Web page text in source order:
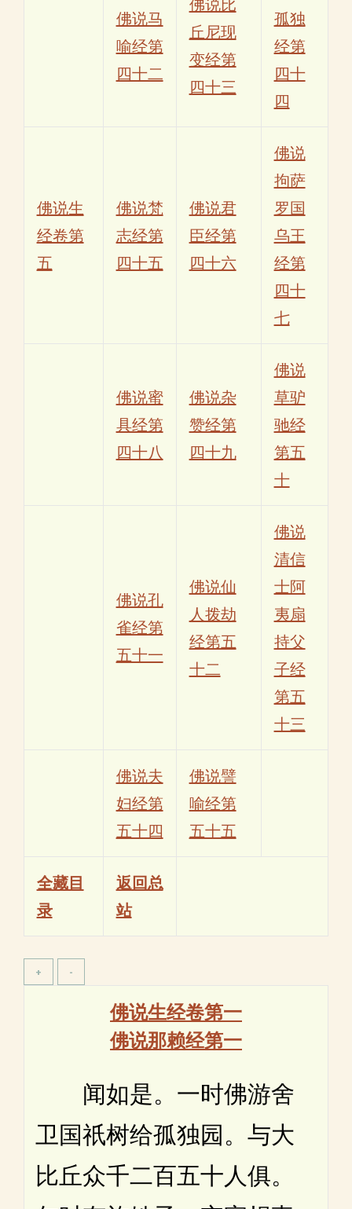
佛说马
喻经第
四十二
佛说比
丘尼现
变经第
四十三
孤独
经第
四十
四
佛说生
经卷第
五
佛说梵
志经第
四十五
佛说君
臣经第
四十六
佛说
拘萨
罗国
乌王
经第
四十
七
佛说蜜
具经第
四十八
佛说杂
赞经第
四十九
佛说
草驴
驰经
第五
十
佛说孔
雀经第
五十一
佛说仙
人拨劫
经第五
十二
佛说
清信
士阿
夷扇
持父
子经
第五
十三
佛说夫
妇经第
五十四
佛说譬
喻经第
五十五
全藏目
录
返回总
站
佛说生经卷第一
佛说那赖经第一
闻如是。一时佛游舍
卫国祇树给孤独园。与大
比丘众千二百五十人俱。